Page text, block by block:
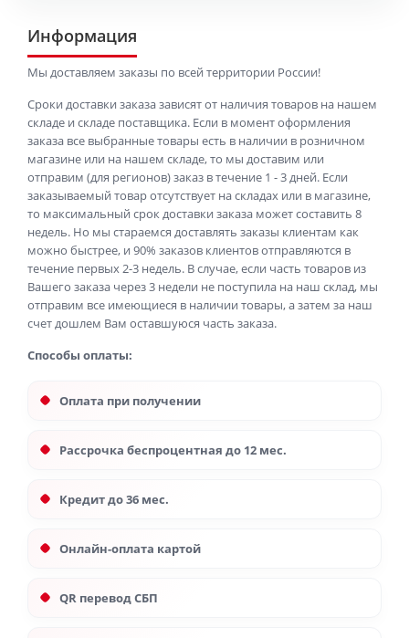
Информация
Мы доставляем заказы по всей территории России!
Сроки доставки заказа зависят от наличия товаров на нашем
складе и складе поставщика. Если в момент оформления
заказа все выбранные товары есть в наличии в розничном
магазине или на нашем складе, то мы доставим или
отправим (для регионов) заказ в течение 1 - 3 дней. Если
заказываемый товар отсутствует на складах или в магазине,
то максимальный срок доставки заказа может составить 8
недель. Но мы стараемся доставлять заказы клиентам как
можно быстрее, и 90% заказов клиентов отправляются в
течение первых 2-3 недель. В случае, если часть товаров из
Вашего заказа через 3 недели не поступила на наш склад, мы
отправим все имеющиеся в наличии товары, а затем за наш
счет дошлем Вам оставшуюся часть заказа.
Способы оплаты:
Оплата при получении
Рассрочка беспроцентная до 12 мес.
Кредит до 36 мес.
Онлайн-оплата картой
QR перевод СБП